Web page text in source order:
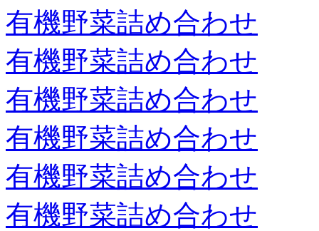
有機野菜詰め合わせ
有機野菜詰め合わせ
有機野菜詰め合わせ
有機野菜詰め合わせ
有機野菜詰め合わせ
有機野菜詰め合わせ